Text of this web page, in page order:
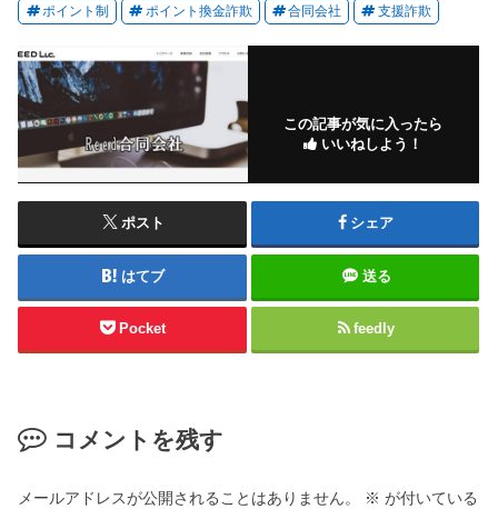
ポイント制 ポイント換金詐欺 合同会社 支援詐欺
この記事が気に入ったら
いいねしよう！
ポスト シェア
はてブ 送る
Pocket feedly
コメントを残す
メールアドレスが公開されることはありません。 ※ が付いている